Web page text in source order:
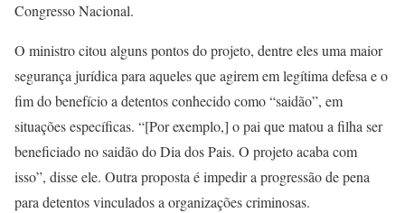
Congresso Nacional.
O ministro citou alguns pontos do projeto, dentre eles uma maior
segurança jurídica para aqueles que agirem em legítima defesa e o
fim do benefício a detentos conhecido como “saidão”, em
situações específicas. “[Por exemplo,] o pai que matou a filha ser
beneficiado no saidão do Dia dos Pais. O projeto acaba com
isso”, disse ele. Outra proposta é impedir a progressão de pena
para detentos vinculados a organizações criminosas.